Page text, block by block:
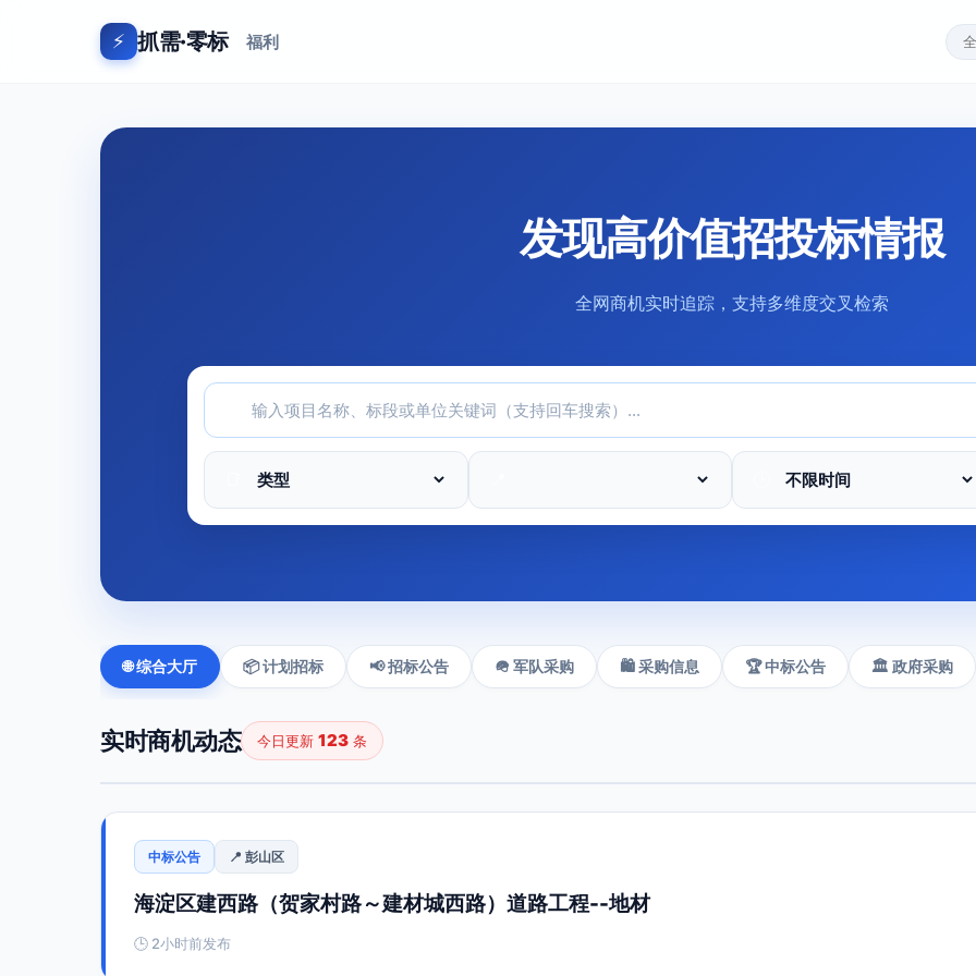
⚡ 抓需·零标 福利
发现高价值招投标情报
全网商机实时追踪，支持多维度交叉检索
🌐 综合大厅 📦 计划招标 📢 招标公告 🪖 军队采购 🛍️ 采购信息 🏆 中标公告 🏛️ 政府采购
实时商机动态 今日更新 123 条
中标公告 📍 彭山区
海淀区建西路（贺家村路～建材城西路）道路工程--地材
🕒 2小时前发布